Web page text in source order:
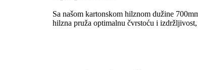
Sa našom kartonskom hilznom dužine
hilzna pruža optimalnu čvrstoću i